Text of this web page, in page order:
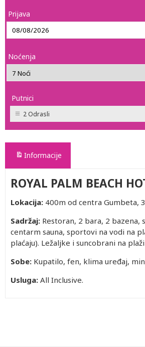
Prijava
Noćenja
Putnici
2 Odrasli
Informacije
ROYAL PALM BEACH
Lokacija: 400m od centra Gumbeta,
Sadržaj: Restoran, 2 bara, 2 bazena,
centarm sauna, sportovi na vodi na
plaćaju). Ležaljke i suncobrani na
Sobe: Kupatilo, fen, klima uređaj,
Usluga: All Inclusive.